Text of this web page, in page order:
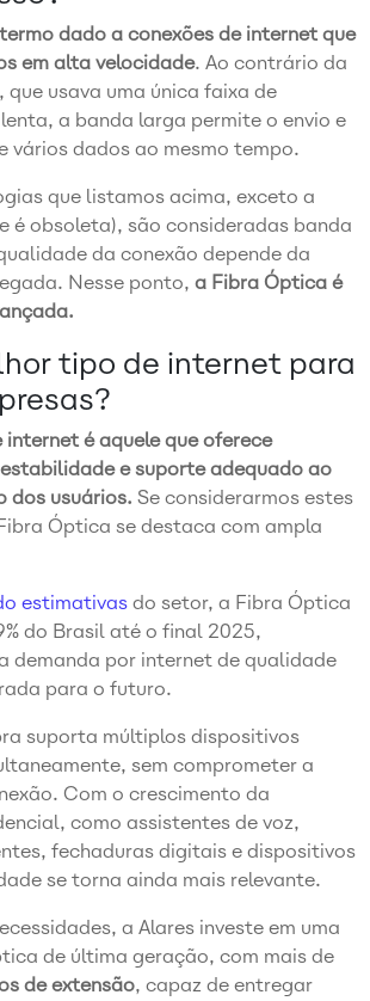
dado a conexões de internet que
em alta velocidade. Ao contrário da
usava uma única faixa de
a banda larga permite o envio e
vários dados ao mesmo tempo.
que listamos acima, exceto a
é obsoleta), são consideradas banda
da conexão depende da
Nesse ponto, a Fibra Óptica é
tipo de internet para
é aquele que oferece
e suporte adequado ao
dos usuários. Se considerarmos estes
Óptica se destaca com ampla
estimativas do setor, a Fibra Óptica
do Brasil até o final 2025,
demanda por internet de qualidade
para o futuro.
suporta múltiplos dispositivos
sem comprometer a
Com o crescimento da
como assistentes de voz,
fechaduras digitais e dispositivos
se torna ainda mais relevante.
a Alares investe em uma
de última geração, com mais de
de extensão, capaz de entregar